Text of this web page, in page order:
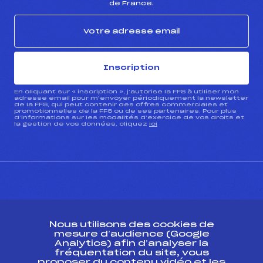
de France.
Inscription
En cliquant sur « inscription », j’autorise la FFS à utiliser mon
adresse email pour m’envoyer périodiquement la newsletter
de la FFS, qui peut contenir des offres commerciales et
promotionnelles de la FFS ou de ses partenaires. Pour plus
d’informations sur les modalités d’exercice de vos droits et
la gestion de vos données, cliquez ici
Ressources
Nous utilisons des cookies de
mesure d’audience (Google
Analytics) afin d’analyser la
fréquentation du site, vous